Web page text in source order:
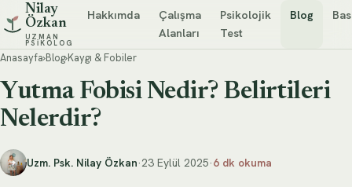
Nilay
Özkan
UZMAN
PSIKOLOG
Hakkımda
Çalışma
Alanları
Psikolojik
Test
Blog
Anasayfa›Blog›Kaygı & Fobiler
Yutma Fobisi Nedir? Belirtileri
Nelerdir?
Uzm. Psk. Nilay Özkan·23 Eylül 2025·6 dk okuma